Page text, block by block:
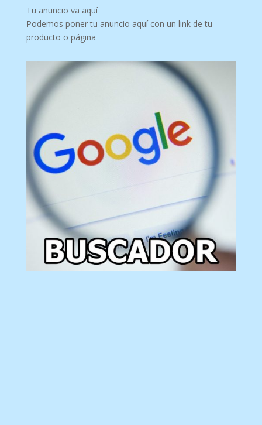
Tu anuncio va aquí
Podemos poner tu anuncio aquí con un link de tu
producto o página